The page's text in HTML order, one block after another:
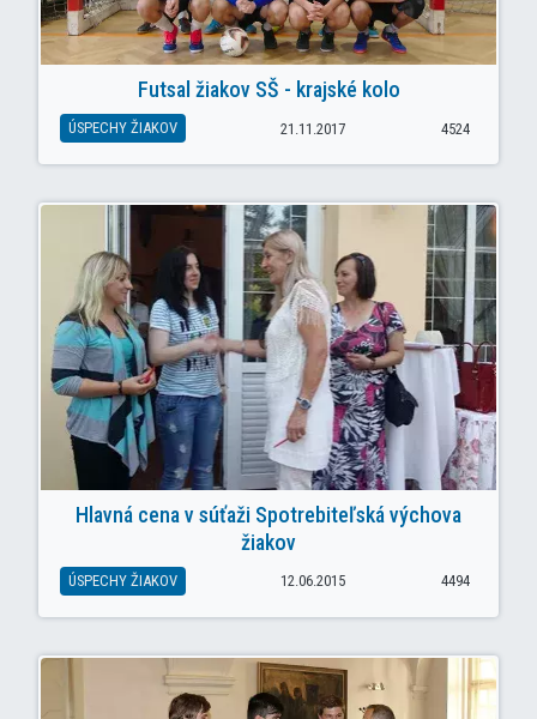
Futsal žiakov SŠ - krajské kolo
ÚSPECHY ŽIAKOV 21.11.2017 4524
Hlavná cena v súťaži Spotrebiteľská výchova
žiakov
ÚSPECHY ŽIAKOV 12.06.2015 4494